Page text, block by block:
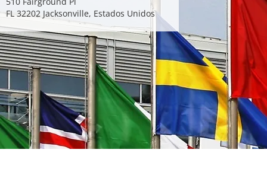
FL 32202 Jacksonville, Estados Unidos